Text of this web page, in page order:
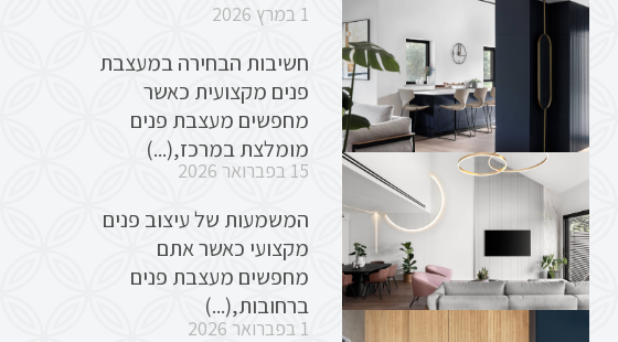
1 במרץ 2026
חשיבות הבחירה במעצבת
פנים מקצועית כאשר
מחפשים מעצבת פנים
מומלצת במרכז,(...)
15 בפברואר 2026
המשמעות של עיצוב פנים
מקצועי כאשר אתם
מחפשים מעצבת פנים
ברחובות,(...)
1 בפברואר 2026